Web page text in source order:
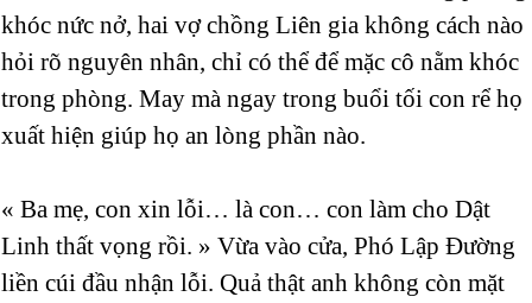
khóc nức nở, hai vợ chồng Liên gia không cách nào
hỏi rõ nguyên nhân, chỉ có thể để mặc cô nằm khóc
trong phòng. May mà ngay trong buổi tối con rể họ
xuất hiện giúp họ an lòng phần nào.
« Ba mẹ, con xin lỗi… là con… con làm cho Dật
Linh thất vọng rồi. » Vừa vào cửa, Phó Lập Đường
liền cúi đầu nhận lỗi. Quả thật anh không còn mặt